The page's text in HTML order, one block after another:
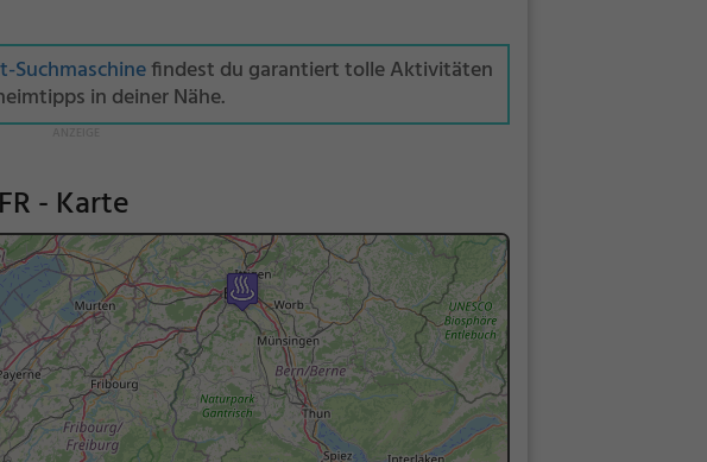
Suchmaschinefindest du garantiert tolle Aktivitäten
in deiner Nähe.
- Karte